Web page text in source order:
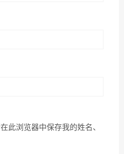
此浏览器中保存我的姓名、